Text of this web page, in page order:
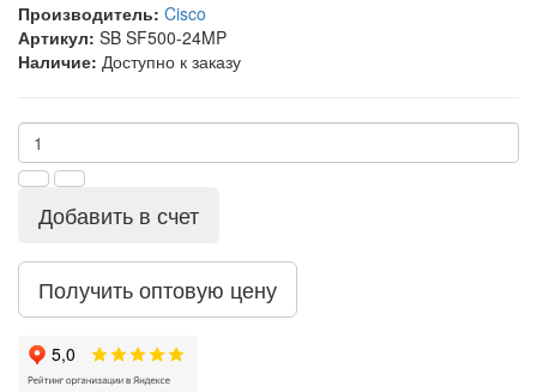
Производитель: Cisco
Артикул: SB SF500-24MP
Наличие: Доступно к заказу
Добавить в счет
Получить оптовую цену